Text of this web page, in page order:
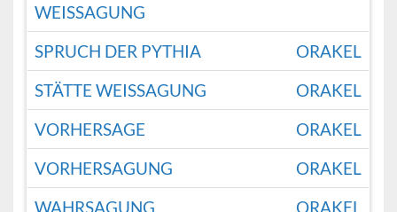
WEISSAGUNG
SPRUCH DER PYTHIA
ORAKEL
STÄTTE WEISSAGUNG
ORAKEL
VORHERSAGE
ORAKEL
VORHERSAGUNG
ORAKEL
WAHRSAGUNG
ORAKEL